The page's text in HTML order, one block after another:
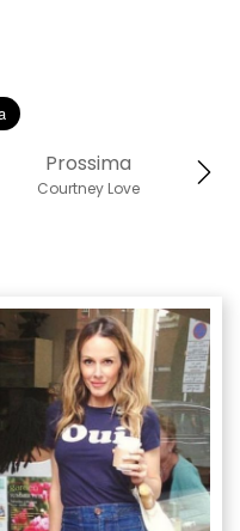
Prossima
Courtney Love